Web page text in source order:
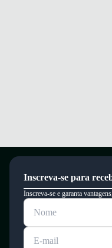
Inscreva-se para
Inscreva-se e garanta